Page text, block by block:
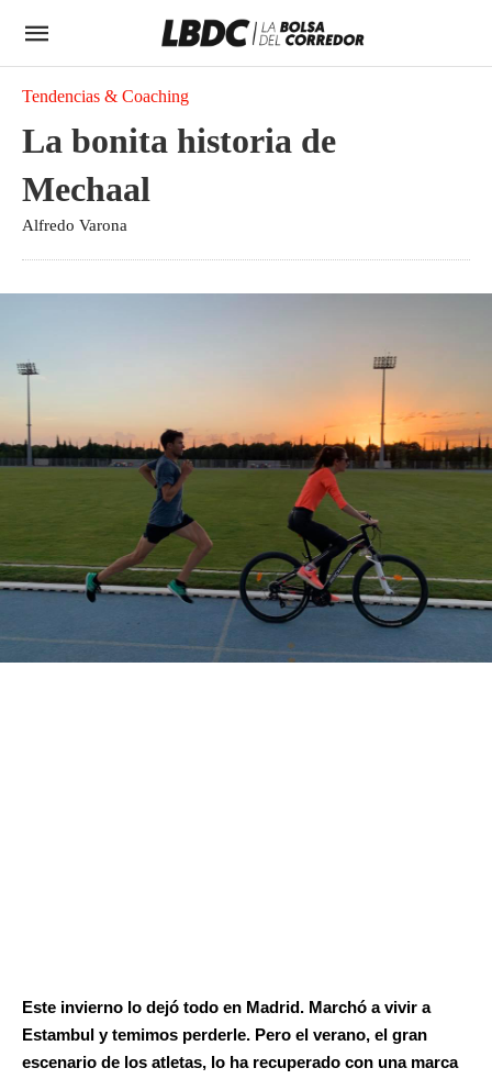
Tendencias & Coaching
La bonita historia de
Mechaal
Alfredo Varona
Este invierno lo dejó todo en Madrid. Marchó a vivir a
Estambul y temimos perderle. Pero el verano, el gran
escenario de los atletas, lo ha recuperado con una marca